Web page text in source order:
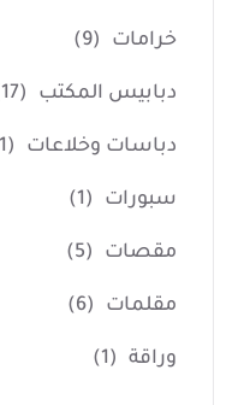
خرامات (9)
دبابيس المكتب (17)
دباسات وخلاعات (21)
سبورات (1)
مقصات (5)
مقلمات (6)
وراقة (1)